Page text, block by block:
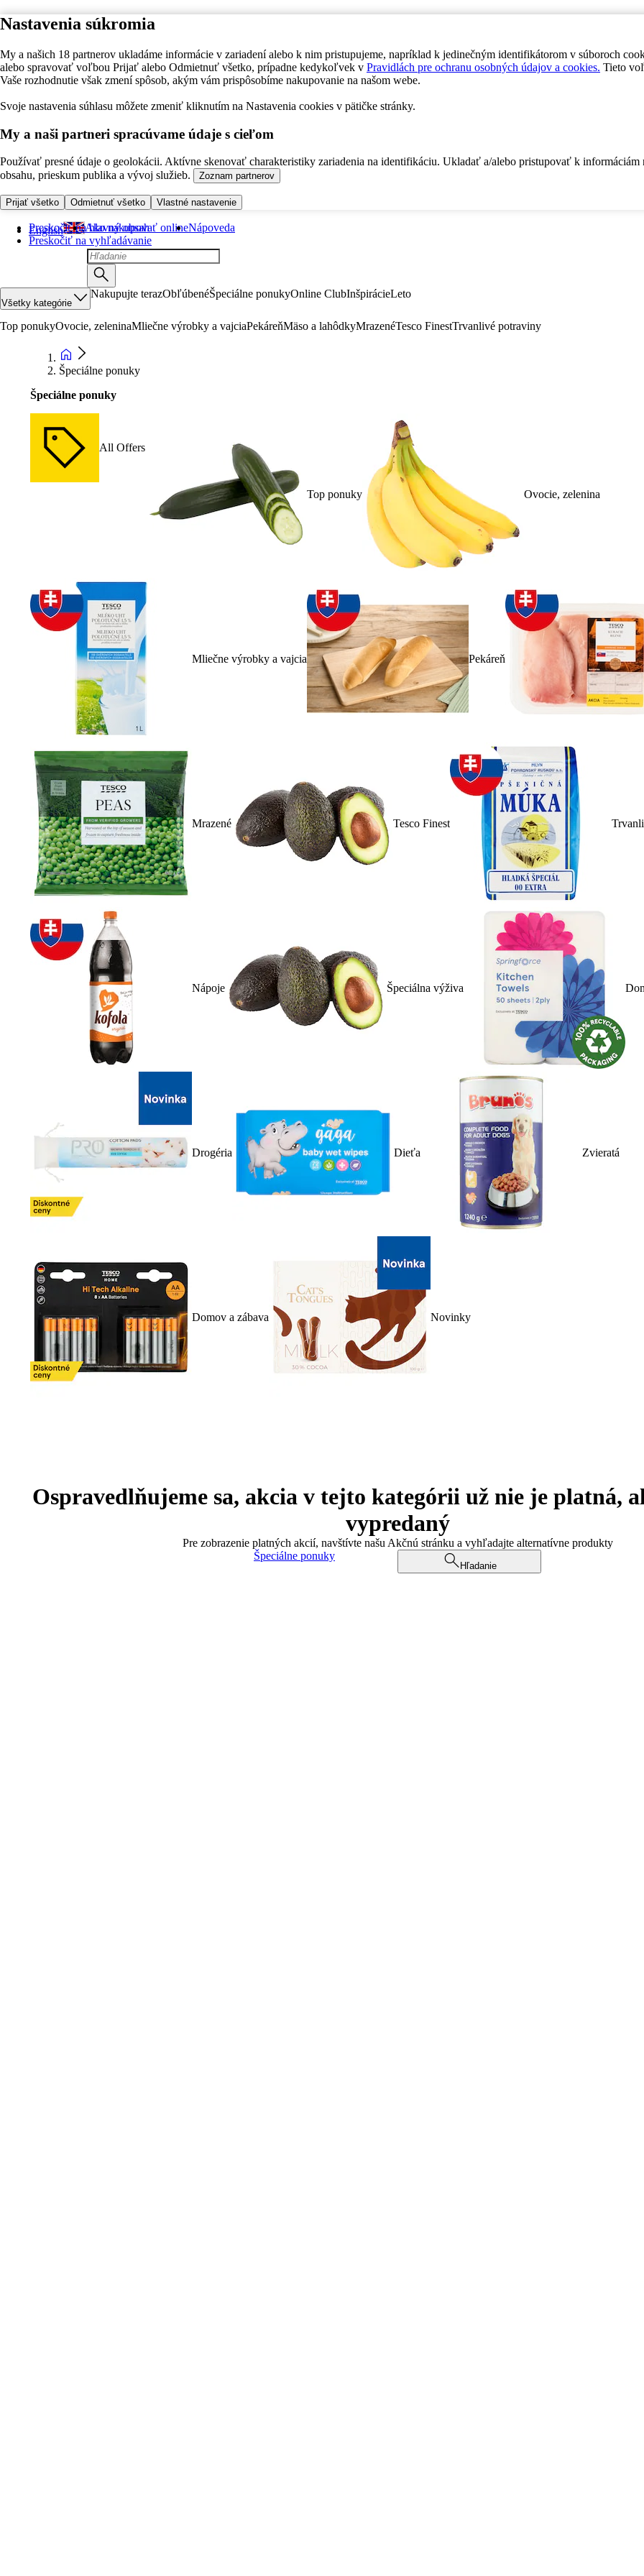
Nastavenia súkromia
My a našich 18 partnerov ukladáme informácie v zariadení alebo k nim pristupujeme, napríklad k jedinečným identifikátorom v súboroch
alebo spravovať voľbou Prijať alebo Odmietnuť všetko, prípadne kedykoľvek v Pravidlách pre ochranu osobných údajov a cookies. Tieto
Vaše rozhodnutie však zmení spôsob, akým vám prispôsobíme nakupovanie na našom webe.
Svoje nastavenia súhlasu môžete zmeniť kliknutím na Nastavenia cookies v pätičke stránky.
My a naši partneri spracúvame údaje s cieľom
Používať presné údaje o geolokácii. Aktívne skenovať charakteristiky zariadenia na identifikáciu. Ukladať a/alebo pristupovať k informáciám
obsahu, prieskum publika a vývoj služieb.
Zoznam partnerov
Prijať všetko Odmietnuť všetko Vlastné nastavenie
Preskočiť na hlavný obsah
Preskočiť na vyhľadávanie
English Ako nakupovať onlineNápoveda
Všetky kategórie
Nakupujte terazObľúbenéŠpeciálne ponukyOnline ClubInšpirácieLeto
Top ponukyOvocie, zeleninaMliečne výrobky a vajciaPekáreňMäso a lahôdkyMrazenéTesco FinestTrvanlivé potraviny
Špeciálne ponuky
Špeciálne ponuky
All Offers
Top ponuky Ovocie, zelenina
Mliečne výrobky a vajcia Pekáreň
Mrazené Tesco Finest
Nápoje Špeciálna výživa
Drogéria Dieťa Zvieratá
Domov a zábava Novinky
Ospravedlňujeme sa, akcia v tejto kategórii už nie je platná,
vypredaný
Pre zobrazenie platných akcií, navštívte našu Akčnú stránku a vyhľadajte alternatívne produkty
Špeciálne ponuky
Hľadanie